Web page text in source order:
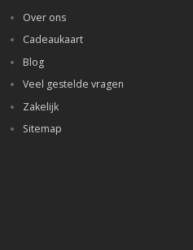
Over ons
Cadeaukaart
Blog
Veel gestelde vragen
Zakelijk
Sitemap